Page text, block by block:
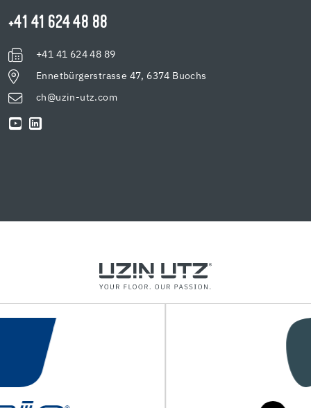
+41 41 624 48 88
+41 41 624 48 89
Ennetbürgerstrasse 47, 6374 Buochs
ch@uzin-utz.com